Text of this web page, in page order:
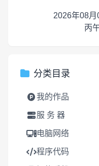
2026年08
丙
分类目录
我的作品
服 务 器
电脑网络
程序代码